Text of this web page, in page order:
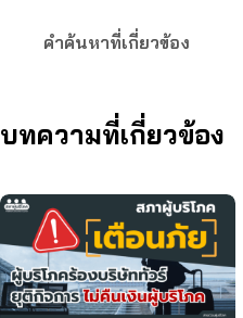
คำค้นหาที่เกี่ยวข้อง
บทความที่เกี่ยวข้อง